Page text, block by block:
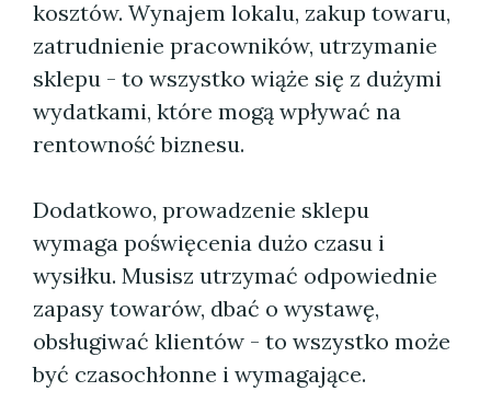
kosztów. Wynajem lokalu, zakup towaru,
zatrudnienie pracowników, utrzymanie
sklepu - to wszystko wiąże się z dużymi
wydatkami, które mogą wpływać na
rentowność biznesu.
Dodatkowo, prowadzenie sklepu
wymaga poświęcenia dużo czasu i
wysiłku. Musisz utrzymać odpowiednie
zapasy towarów, dbać o wystawę,
obsługiwać klientów - to wszystko może
być czasochłonne i wymagające.